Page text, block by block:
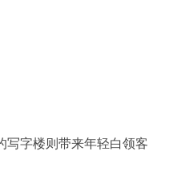
写字楼则带来年轻白领客